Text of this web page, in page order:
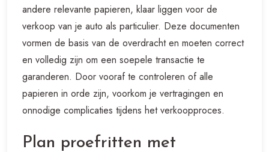
andere relevante papieren, klaar liggen voor de
verkoop van je auto als particulier. Deze documenten
vormen de basis van de overdracht en moeten correct
en volledig zijn om een soepele transactie te
garanderen. Door vooraf te controleren of alle
papieren in orde zijn, voorkom je vertragingen en
onnodige complicaties tijdens het verkoopproces.
Plan proefritten met